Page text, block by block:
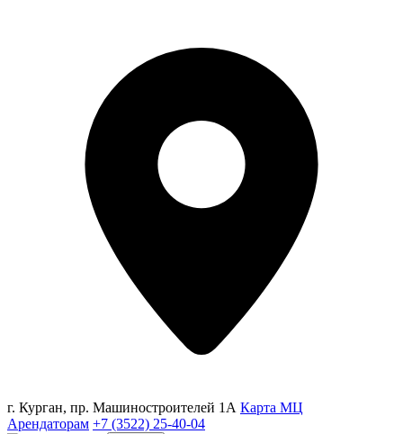
г. Курган, пр. Машиностроителей 1А Карта МЦ
Арендаторам +7 (3522) 25-40-04